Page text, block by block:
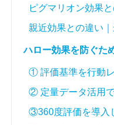
ピグマリオン効果
親近効果との違い
ハロー効果を防ぐた
① 評価基準を行動
② 定量データ活用
③360度評価を導入